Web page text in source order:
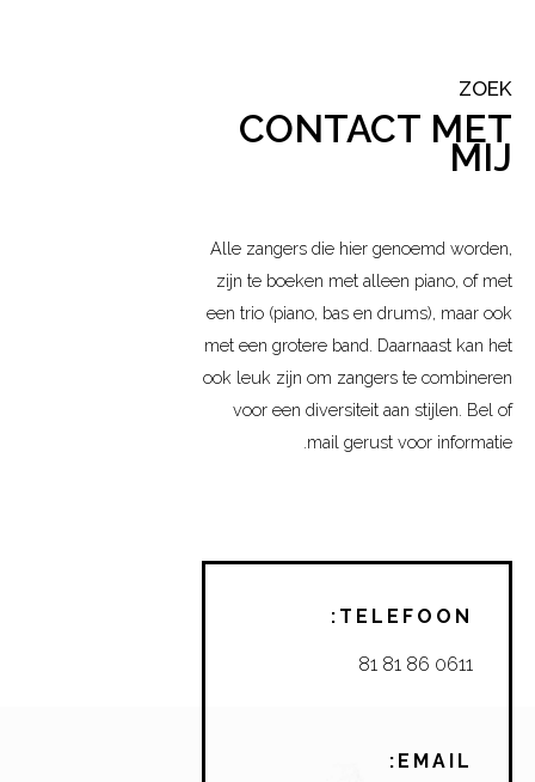
ZOEK
CONTACT MET
MIJ
Alle zangers die hier genoemd worden,
zijn te boeken met alleen piano, of met
een trio (piano, bas en drums), maar ook
met een grotere band. Daarnaast kan het
ook leuk zijn om zangers te combineren
voor een diversiteit aan stijlen. Bel of
mail gerust voor informatie.
TELEFOON:
0611 86 81 81
EMAIL: